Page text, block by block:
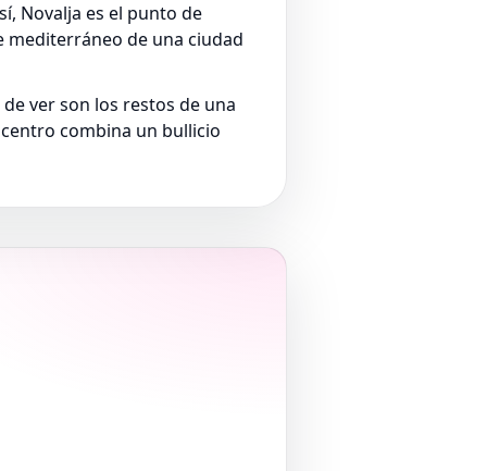
Novalja es el punto de
mediterráneo de una ciudad
ver son los restos de una
combina un bullicio